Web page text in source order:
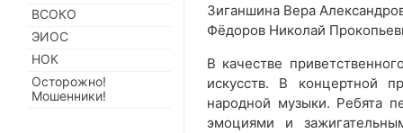
Зиганшина Вера
Фёдоров Николай
В качестве
искусств. В концертной
народной музыки. Ребята
эмоциями и
ВСОКО
ЭИОС
НОК
Осторожно!
Мошенники!